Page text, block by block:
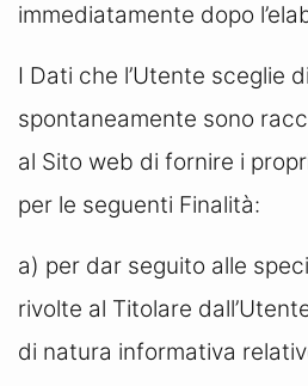
immediatamente dopo
I Dati che l’Utente sceglie
spontaneamente sono
al Sito web di fornire i
per le seguenti Finalità:
a) per dar seguito alle
rivolte al Titolare
di natura informativa